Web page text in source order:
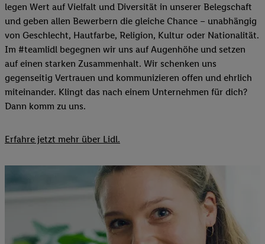
legen Wert auf Vielfalt und Diversität in unserer Belegschaft
und geben allen Bewerbern die gleiche Chance – unabhängig
von Geschlecht, Hautfarbe, Religion, Kultur oder Nationalität.
Im #teamlidl begegnen wir uns auf Augenhöhe und setzen
auf einen starken Zusammenhalt. Wir schenken uns
gegenseitig Vertrauen und kommunizieren offen und ehrlich
miteinander. Klingt das nach einem Unternehmen für dich?
Dann komm zu uns.​
Erfahre jetzt mehr über Lidl.